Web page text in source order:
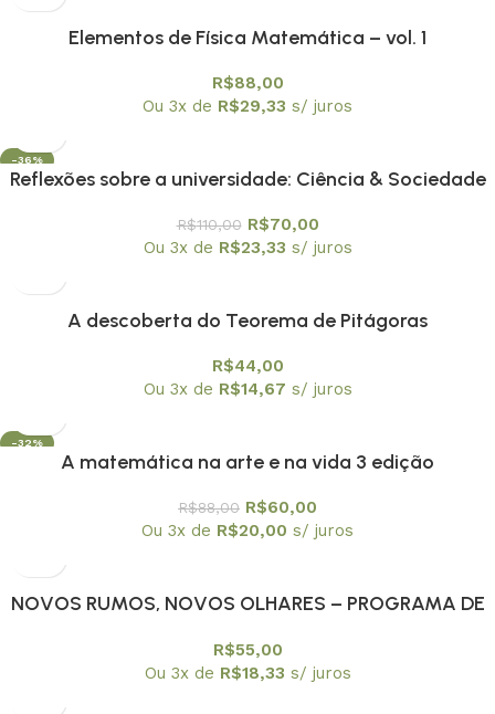
Elementos de Física Matemática – vol. 1
R$88,00
Ou 3x de R$29,33 s/ juros
-36%
Reflexões sobre a universidade: Ciência & Sociedade
R$110,00 R$70,00
Ou 3x de R$23,33 s/ juros
A descoberta do Teorema de Pitágoras
R$44,00
Ou 3x de R$14,67 s/ juros
-32%
A matemática na arte e na vida 3 edição
R$88,00 R$60,00
Ou 3x de R$20,00 s/ juros
NOVOS RUMOS, NOVOS OLHARES – PROGRAMA DE
R$55,00
Ou 3x de R$18,33 s/ juros